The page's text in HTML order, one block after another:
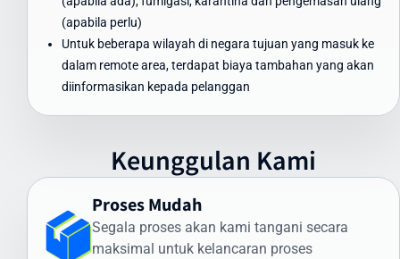
Waktu Pengiriman Paket ke Saint Eustatius
yang Dapat Diandalkan
Waktu pengiriman paket ke Saint Eustatius menjadi perhatian
utama bagi banyak pengirim. Intrasia.id menawarkan estimasi
waktu pengiriman yang dapat diandalkan:
Pengiriman Standard (udara): 5-7 hari kerja
Faktor yang memengaruhi waktu pengiriman meliputi:
Proses pemeriksaan bea cukai di Indonesia dan Saint Eustatius
(apabila perlu)
Untuk beberapa wilayah di negara tujuan yang masuk ke
dalam remote area, terdapat biaya tambahan yang akan
diinformasikan kepada pelanggan
Keunggulan Kami
Proses Mudah
Segala proses akan kami tangani secara
maksimal untuk kelancaran proses